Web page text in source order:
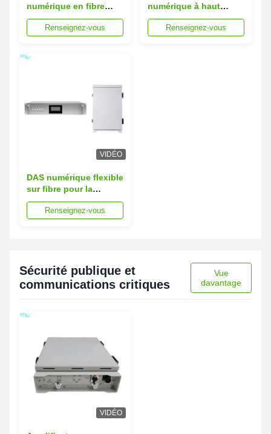
numérique en fibre
optique pour les
applications DAS dans
Renseignez-vous
numérique à haut
rendement pour la
transmission de fibres
Renseignez-vous
VIDÉO
DAS numérique flexible
sur fibre pour la
coexistence 4G LTE et
5G NR de plusieurs
Renseignez-vous
Sécurité publique et
communications critiques
Vue
davantage
VIDÉO